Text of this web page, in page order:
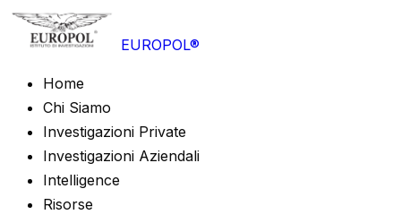
EUROPOL®
Home
Chi Siamo
Investigazioni Private
Investigazioni Aziendali
Intelligence
Risorse